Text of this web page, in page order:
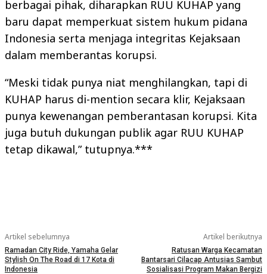
berbagai pihak, diharapkan RUU KUHAP yang
baru dapat memperkuat sistem hukum pidana
Indonesia serta menjaga integritas Kejaksaan
dalam memberantas korupsi.
“Meski tidak punya niat menghilangkan, tapi di
KUHAP harus di-mention secara klir, Kejaksaan
punya kewenangan pemberantasan korupsi. Kita
juga butuh dukungan publik agar RUU KUHAP
tetap dikawal,” tutupnya.***
Artikel sebelumnya
Ramadan City Ride, Yamaha Gelar
Stylish On The Road di 17 Kota di
Indonesia
Artikel berikutnya
Ratusan Warga Kecamatan
Bantarsari Cilacap Antusias Sambut
Sosialisasi Program Makan Bergizi